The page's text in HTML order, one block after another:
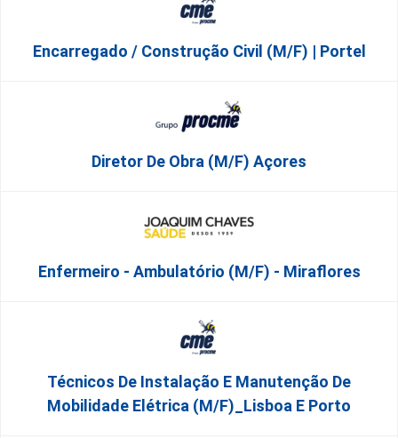
Encarregado / Construção Civil (m/f) | Portel
Diretor De Obra (m/f) Açores
Enfermeiro - Ambulatório (M/F) - Miraflores
Técnicos De Instalação E Manutenção De
Mobilidade Elétrica (m/f)_Lisboa E Porto